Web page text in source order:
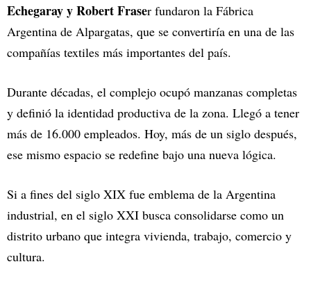
Echegaray y Robert Fraser fundaron la Fábrica
Argentina de Alpargatas, que se convertiría en una de las
compañías textiles más importantes del país.
Durante décadas, el complejo ocupó manzanas completas
y definió la identidad productiva de la zona. Llegó a tener
más de 16.000 empleados. Hoy, más de un siglo después,
ese mismo espacio se redefine bajo una nueva lógica.
Si a fines del siglo XIX fue emblema de la Argentina
industrial, en el siglo XXI busca consolidarse como un
distrito urbano que integra vivienda, trabajo, comercio y
cultura.